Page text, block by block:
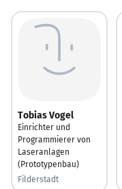
Tobias Vogel
Einrichter und
Programmierer von
Laseranlagen
(Prototypenbau)
Filderstadt